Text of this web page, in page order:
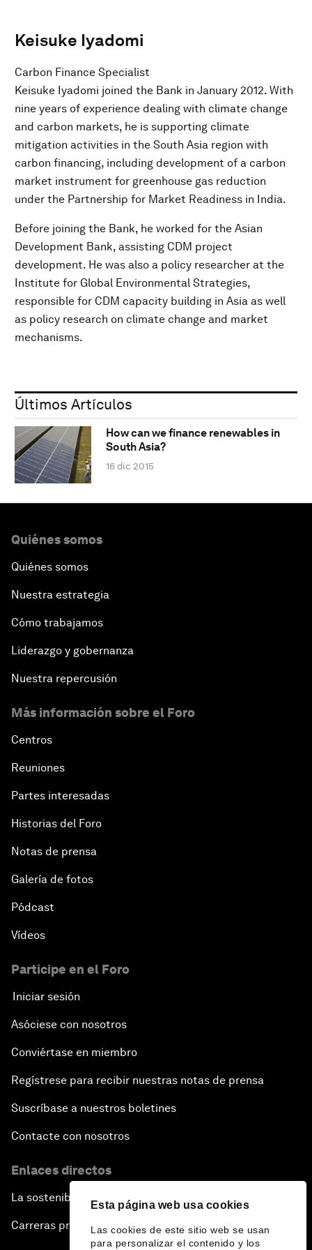
Esta página web usa cookies
Las cookies de este sitio web se usan
para personalizar el contenido y los
Keisuke Iyadomi
Carbon Finance Specialist
Keisuke Iyadomi joined the Bank in January 2012. With
nine years of experience dealing with climate change
and carbon markets, he is supporting climate
mitigation activities in the South Asia region with
carbon financing, including development of a carbon
market instrument for greenhouse gas reduction
under the Partnership for Market Readiness in India.
Before joining the Bank, he worked for the Asian
Development Bank, assisting CDM project
development. He was also a policy researcher at the
Institute for Global Environmental Strategies,
responsible for CDM capacity building in Asia as well
as policy research on climate change and market
mechanisms.
Últimos Artículos
How can we finance renewables in
South Asia?
16 dic 2015
Quiénes somos
Quiénes somos
Nuestra estrategia
Cómo trabajamos
Liderazgo y gobernanza
Nuestra repercusión
Más información sobre el Foro
Centros
Reuniones
Partes interesadas
Historias del Foro
Notas de prensa
Galería de fotos
Pódcast
Vídeos
Participe en el Foro
Iniciar sesión
Asóciese con nosotros
Conviértase en miembro
Regístrese para recibir nuestras notas de prensa
Suscríbase a nuestros boletines
Contacte con nosotros
Enlaces directos
La sostenibilidad en el Foro
Carreras profesionales